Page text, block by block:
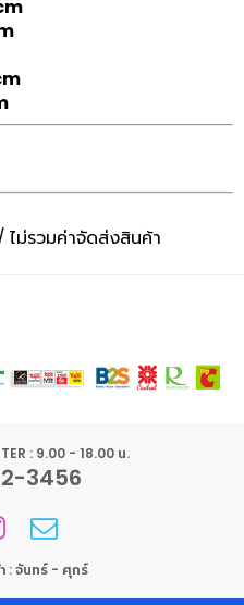
ม่รวมค่าจัดส่งสินค้า
: 9.00 - 18.00 น.
3456
: จันทร์ - ศุกร์